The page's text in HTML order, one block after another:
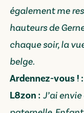
également me
hauteurs de
chaque soir, la
belge.
Ardennez-vous ! :
L8zon : J’ai